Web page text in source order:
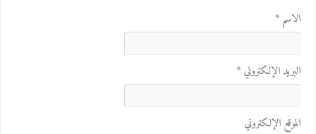
الاسم*
البريد الإلكتروني*
الموقع الإلكتروني